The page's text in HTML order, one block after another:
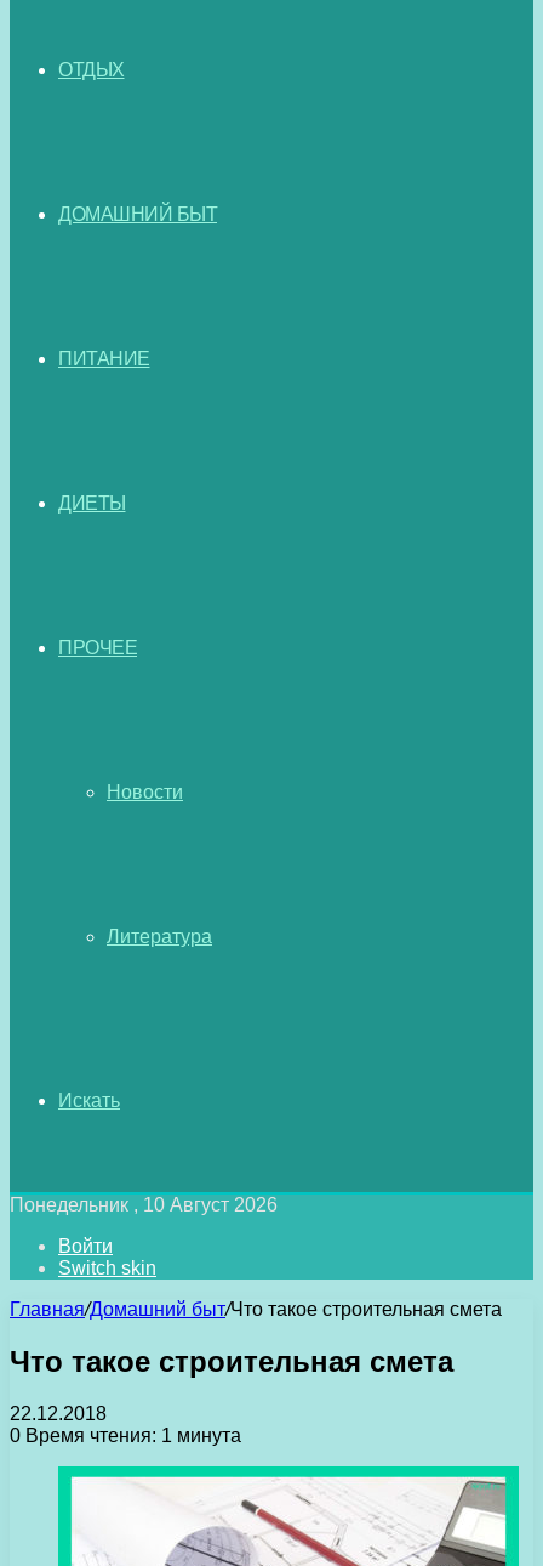
ОТДЫХ
ДОМАШНИЙ БЫТ
ПИТАНИЕ
ДИЕТЫ
ПРОЧЕЕ
Новости
Литература
Искать
Понедельник , 10 Август 2026
Войти
Switch skin
Главная/Домашний быт/Что такое строительная смета
Что такое строительная смета
22.12.2018
0 Время чтения: 1 минута